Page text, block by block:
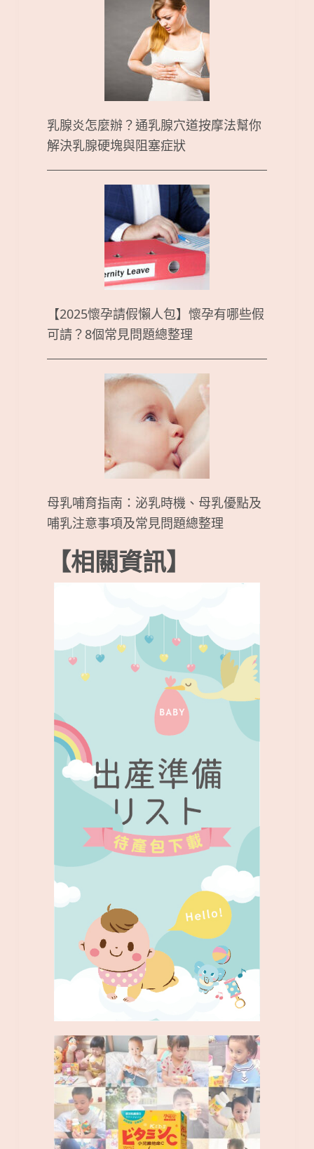
乳腺炎怎麼辦？通乳腺穴道按摩法幫你
解決乳腺硬塊與阻塞症狀
【2025懷孕請假懶人包】懷孕有哪些假
可請？8個常見問題總整理
母乳哺育指南：泌乳時機、母乳優點及
哺乳注意事項及常見問題總整理
【相關資訊】